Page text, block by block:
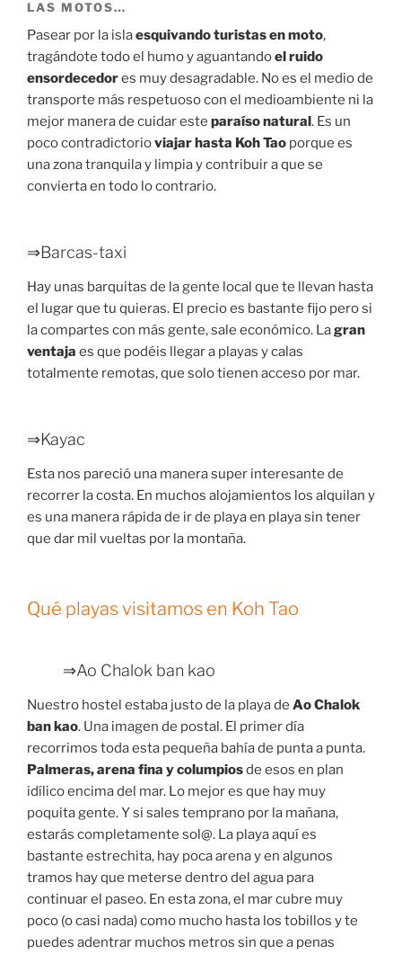
LAS MOTOS…
Pasear por la islaesquivando turistas en moto,
tragándote todo el humo y aguantandoel ruido
ensordecedores muy desagradable. No es el medio de
transporte más respetuoso con el medioambiente ni la
mejor manera de cuidar este paraíso natural. Es un
poco contradictorioviajar hasta Koh Tao porque es
una zona tranquila y limpia y contribuir a que se
convierta en todo lo contrario.
⇒Barcas-taxi
Hay unas barquitas de la gente local que te llevan hasta
el lugar que tu quieras. El precio es bastante fijo pero si
la compartes con más gente, sale económico. Lagran
ventaja es que podéis llegar a playas y calas
totalmente remotas, que solo tienen acceso por mar.
⇒Kayac
Esta nos pareció una manera super interesante de
recorrer la costa. En muchos alojamientos los alquilan y
es una manera rápida de ir de playa en playa sin tener
que dar mil vueltas por la montaña.
Qué playas visitamos en Koh Tao
⇒Ao Chalok ban kao
Nuestro hostel estaba justo de la playa de Ao Chalok
ban kao. Una imagen de postal. El primer día
recorrimos toda esta pequeña bahía de punta a punta.
Palmeras, arena fina y columpiosde esos en plan
idílico encima del mar. Lo mejor es que hay muy
poquita gente. Y si sales temprano por la mañana,
estarás completamente sol@. La playa aquí es
bastante estrechita, hay poca arena y en algunos
tramos hay que meterse dentro del agua para
continuar el paseo. En esta zona, el mar cubre muy
poco (o casi nada) como mucho hasta los tobillos y te
puedes adentrar muchos metros sin que a penas